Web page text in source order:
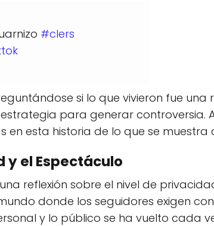
#clers
si lo que vivieron fue una
para generar controversia.
en esta historia de lo que se muestra
y el Espectáculo
reflexión sobre el nivel de
donde los seguidores exigen
y lo público se ha vuelto cada